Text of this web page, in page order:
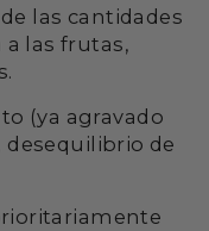
las cantidades
las frutas,
(ya agravado
de